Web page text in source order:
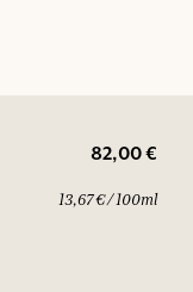
82,00 €
13,67 € / 100ml